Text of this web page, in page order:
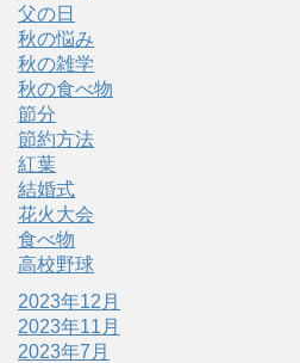
父の日
秋の悩み
秋の雑学
秋の食べ物
節分
節約方法
紅葉
結婚式
花火大会
食べ物
高校野球
2023年12月
2023年11月
2023年7月